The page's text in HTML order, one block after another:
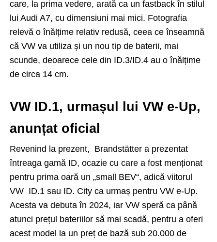
care, la prima vedere, arată ca un fastback în stilul
lui Audi A7, cu dimensiuni mai mici. Fotografia
relevă o înălțime relativ redusă, ceea ce înseamnă
că VW va utiliza și un nou tip de baterii, mai
scunde, deoarece cele din ID.3/ID.4 au o înălțime
de circa 14 cm.
VW ID.1, urmașul lui VW e-Up,
anunțat oficial
Revenind la prezent, Brandstätter a prezentat
întreaga gamă ID, ocazie cu care a fost menționat
pentru prima oară un „small BEV“, adică viitorul
VW ID.1 sau ID. City ca urmaș pentru VW e-Up.
Acesta va debuta în 2024, iar VW speră ca până
atunci prețul bateriilor să mai scadă, pentru a oferi
acest model la un preț de bază sub 20.000 de